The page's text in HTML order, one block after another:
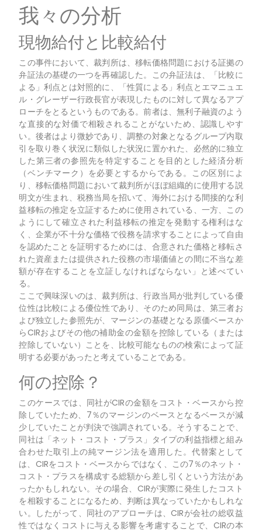
我々の分析
現物給付と比較給付
この事件において、裁判所は、移転価格問題における証拠の
弁証法の基礎の一つを再確認した。この弁証法は、「比較に
よる」利点とは対照的に、「性質による」利点とエマニュエ
ル・グレーザー行政長官が表現したものに対して異なるアプ
ローチをとるというものである。前者は、無利子融資のよう
な直接的な対価で相殺されることがないため、認識しやす
い。後者はより微妙であり、調整の対象となるグループ内取
引を取り巻く状況に類似した状況に置かれた、必然的に独立
した第三者の参照先を特定することを目的とした経済分析
（ベンチマーク）を必要とするからである。この区別によ
り、移転価格問題において裁判所がほぼ組織的に使用する説
明文が生まれ、税務当局を招いて、海外における間接的な利
益移転の推定を立証するために使用されている、一方、この
ようにして確立された利益移転の推定を発動する権利はな
く、企業が不十分な価格で役務を請求することによって自由
を認めたことを証明するためには、合意された価格と移転さ
れた資産または提供された役務の市場価値との間に不当な差
額が存在することを立証しなければならない」と述べてい
る。
ここで興味深いのは、裁判所は、行政当局が批判している優
位性は比較による優位性であり、そのため同局は、第三者お
よび独立した参照先が、マージンの基礎となる原価ベースか
らCIRおよびその他の補助金の金額を控除している（または
控除していない）ことを、比較可能なものの検索によって証
明する必要があったと考えていることである。
何の控除？
このケースでは、同社がCIRの金額をコスト・ベースから控
除していたため、7％のマージンのベースとなるベースが減
少していたことが判決で強調されている。そうすることで、
同社は「ネット・コスト・プラス」タイプの利益指標と組み
合わせた取引上の純マージン法を適用した。代替案として
は、CIRをコスト・ベースからではなく、この7％のネット・
コスト・プラスを構成する総額から差し引くという方法があ
ったかもしれない。その場合、CIRが実際に発生したコスト
を相殺することになるため、判断は異なっていたかもしれな
い。したがって、同社のアプローチは、CIRが会社の総収益
性ではなくコストに与える影響を考慮することで、CIRの本